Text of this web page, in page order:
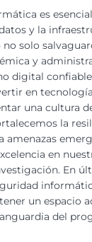
es
y la
solo
y
digital
en
una cultura
la
amenazas
en
En
un espacio
del